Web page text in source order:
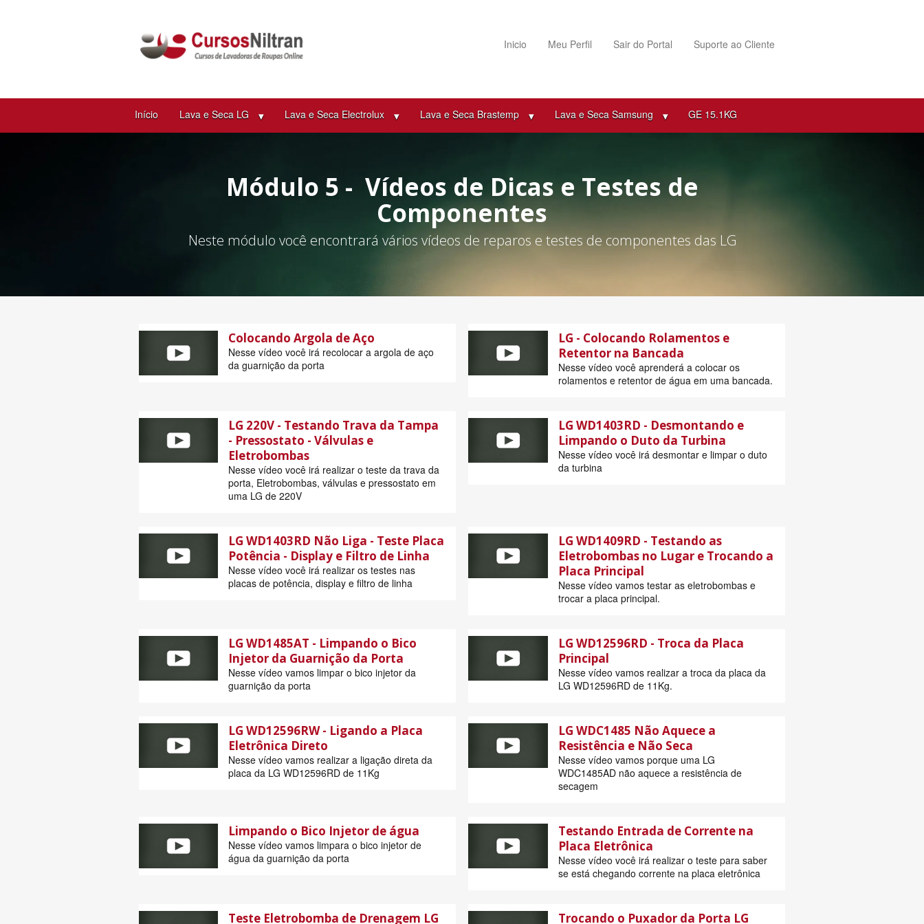
Inicio Meu Perfil Sair do Portal Suporte ao Cliente
Início Lava e Seca LG Lava e Seca Electrolux Lava e Seca Brastemp Lava e Seca Samsung GE 15.1KG
Módulo 5 - Vídeos de Dicas e Testes de
Componentes
Neste módulo você encontrará vários vídeos de reparos e testes de componentes das LG
Colocando Argola de Aço
Nesse vídeo você irá recolocar a argola de aço
da guarnição da porta
LG - Colocando Rolamentos e
Retentor na Bancada
Nesse vídeo você aprenderá a colocar os
rolamentos e retentor de água em uma bancada.
LG 220V - Testando Trava da Tampa
- Pressostato - Válvulas e
Eletrobombas
Nesse vídeo você irá realizar o teste da trava da
porta, Eletrobombas, válvulas e pressostato em
uma LG de 220V
LG WD1403RD - Desmontando e
Limpando o Duto da Turbina
Nesse vídeo você irá desmontar e limpar o duto
da turbina
LG WD1403RD Não Liga - Teste Placa
Potência - Display e Filtro de Linha
Nesse vídeo você irá realizar os testes nas
placas de potência, display e filtro de linha
LG WD1409RD - Testando as
Eletrobombas no Lugar e Trocando a
Placa Principal
Nesse vídeo vamos testar as eletrobombas e
trocar a placa principal.
LG WD1485AT - Limpando o Bico
Injetor da Guarnição da Porta
Nesse vídeo vamos limpar o bico injetor da
guarnição da porta
LG WD12596RD - Troca da Placa
Principal
Nesse vídeo vamos realizar a troca da placa da
LG WD12596RD de 11Kg.
LG WD12596RW - Ligando a Placa
Eletrônica Direto
Nesse vídeo vamos realizar a ligação direta da
placa da LG WD12596RD de 11Kg
LG WDC1485 Não Aquece a
Resistência e Não Seca
Nesse vídeo vamos porque uma LG
WDC1485AD não aquece a resistência de
secagem
Limpando o Bico Injetor de água
Nesse vídeo vamos limpara o bico injetor de
água da guarnição da porta
Testando Entrada de Corrente na
Placa Eletrônica
Nesse vídeo você irá realizar o teste para saber
se está chegando corrente na placa eletrônica
Teste Eletrobomba de Drenagem LG Trocando o Puxador da Porta LG